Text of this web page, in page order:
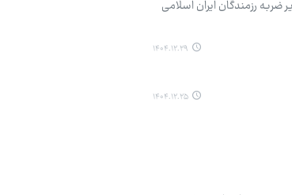
ضربه رزمندگان ایران اسلامی
۱۴۰۴.۱۲.۲۹
۱۴۰۴.۱۲.۲۵